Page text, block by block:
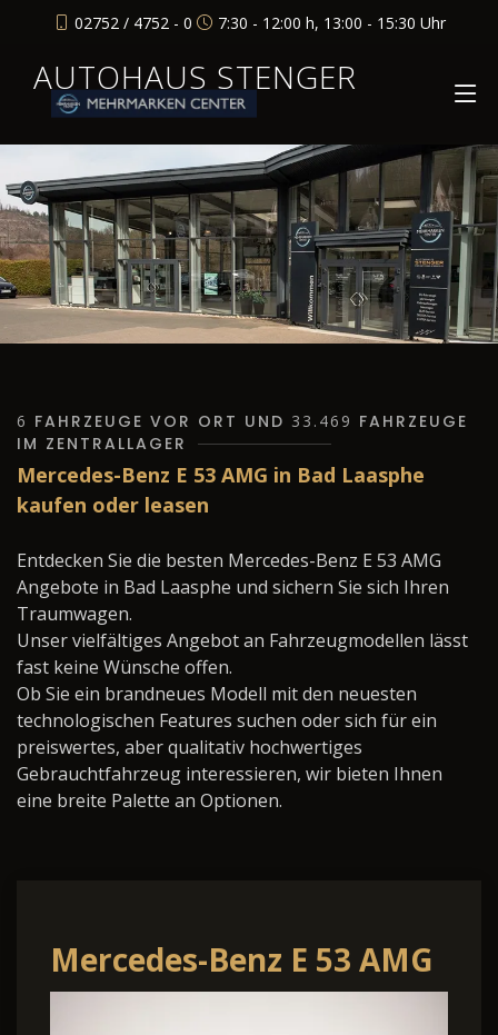
02752 / 4752 - 0 7:30 - 12:00 h, 13:00 - 15:30 Uhr
AUTOHAUS STENGER
6 FAHRZEUGE VOR ORT UND 33.469 FAHRZEUGE
IM ZENTRALLAGER
Mercedes-Benz E 53 AMG in Bad Laasphe
kaufen oder leasen
Entdecken Sie die besten Mercedes-Benz E 53 AMG
Angebote in Bad Laasphe und sichern Sie sich Ihren
Traumwagen.
Unser vielfältiges Angebot an Fahrzeugmodellen lässt
fast keine Wünsche offen.
Ob Sie ein brandneues Modell mit den neuesten
technologischen Features suchen oder sich für ein
preiswertes, aber qualitativ hochwertiges
Gebrauchtfahrzeug interessieren, wir bieten Ihnen
eine breite Palette an Optionen.
Mercedes-Benz E 53 AMG
E 53 AMG 4Matic+